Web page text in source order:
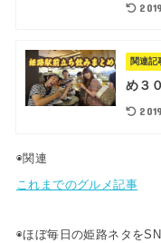
関連記
め３
◉関連
これまでのグルメ記事
◉ほぼ毎日の姫路ネタを